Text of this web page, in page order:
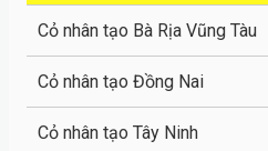
Cỏ nhân tạo Bà Rịa Vũng Tàu
Cỏ nhân tạo Đồng Nai
Cỏ nhân tạo Tây Ninh